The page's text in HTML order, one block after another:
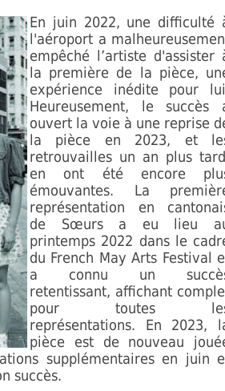
En juin 2022, une difficulté
l'aéroport a
empêché l’artiste d'assister
la première de la pièce,
expérience inédite pour
Heureusement, le succès
ouvert la voie à une reprise
la pièce en 2023, et
retrouvailles un an plus
en ont été encore
émouvantes. La
représentation en
de Sœurs a eu lieu
printemps 2022 dans le
du French May Arts Festival
a connu un
retentissant, affichant
pour toutes
représentations. En 2023,
pièce est de nouveau
supplémentaires en juin
succès.